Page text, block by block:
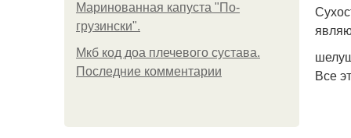
Маринованная капуста "По-
грузински".
Мкб код доа плечевого сустава.
Последние комментарии
Все